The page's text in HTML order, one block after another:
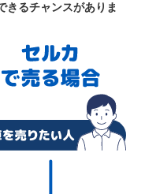
きるチャンスがありま